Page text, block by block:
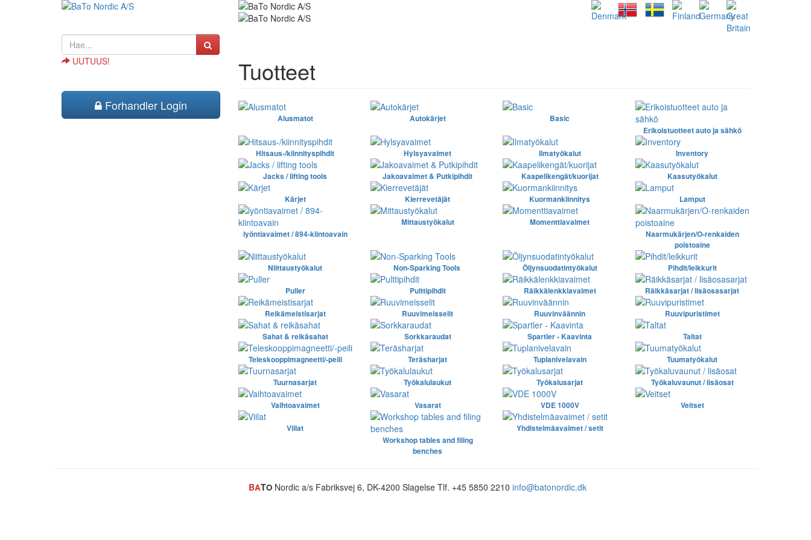
UUTUUS!
Forhandler Login
Tuotteet
Alusmatot Autokärjet
Basic
Erikoistuotteet auto ja sähkö
Hitsaus-/kiinnityspihdit Hylsyavaimet Ilmatyökalut Inventory
Jacks / lifting tools Jakoavaimet & Putkipihdit Kaapelikengät/kuorijat Kaasutyökalut
Kärjet Kierrevetäjät Kuormankiinnitys Lamput
lyöntiavaimet / 894-kiintoavain
Mittaustyökalut
Momenttiavaimet
Naarmukärjen/O-renkaiden
poistoaine
Niittaustyökalut Non-Sparking Tools Öljynsuodatintyökalut Pihdit/leikkurit
Puller Pulttipihdit Räikkälenkkiavaimet Räikkäsarjat / lisäosasarjat
Reikämeistisarjat Ruuvimeisselit Ruuvinväännin Ruuvipuristimet
Sahat & reikäsahat Sorkkaraudat Spartler - Kaavinta Taltat
Teleskooppimagneetti/-peili Teräsharjat Tuplanivelavain Tuumatyökalut
Tuurnasarjat Työkalulaukut Työkalusarjat Työkaluvaunut / lisäosat
Vaihtoavaimet Vasarat VDE 1000V Veitset
Viilat
Workshop tables and filing
benches
Yhdistelmäavaimet / setit
BATO Nordic a/s Fabriksvej 6, DK-4200 Slagelse Tlf. +45 5850 2210 info@batonordic.dk